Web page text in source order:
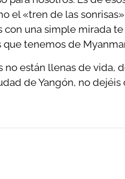
el «tren de las
una simple mirada
tenemos de
no están llenas de
de Yangón, no